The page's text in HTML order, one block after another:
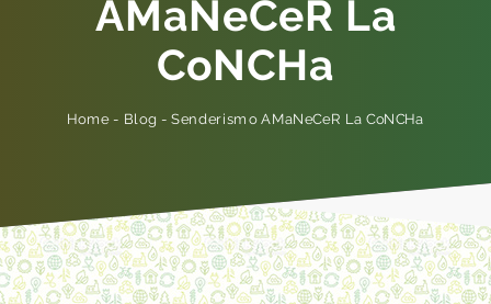
AMaNeCeR La
CoNCHa
Home- Blog -Senderismo AMaNeCeR La CoNCHa